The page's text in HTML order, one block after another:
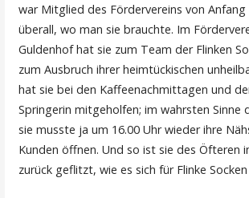
war Mitglied des Fördervereins von
überall, wo man sie brauchte. Im
Guldenhof hat sie zum Team der Flinken
zum Ausbruch ihrer heimtückischen
hat sie bei den Kaffeenachmittagen und
Springerin mitgeholfen; im wahrsten Sinne
sie musste ja um 16.00 Uhr wieder ihre
Kunden öffnen. Und so ist sie des Öfteren
zurück geflitzt, wie es sich für Flinke